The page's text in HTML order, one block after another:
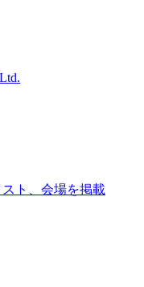
ト、会場を掲載